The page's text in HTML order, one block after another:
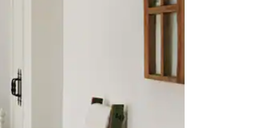
て検索結果を確認することができます。